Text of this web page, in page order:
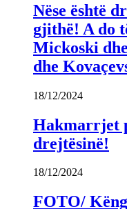
Nëse është
gjithë! A do
Mickoski
dhe
18/12/2024
Hakmarrjet
drejtësinë!
18/12/2024
FOTO/